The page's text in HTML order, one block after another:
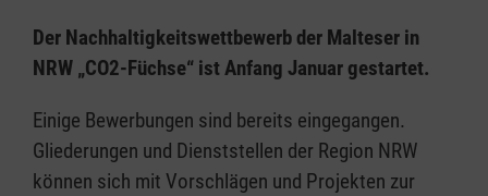
Der Nachhaltigkeitswettbewerb der Malteser in
NRW „CO2-Füchse“ ist Anfang Januar gestartet.
Einige Bewerbungen sind bereits eingegangen.
Gliederungen und Dienststellen der Region NRW
können sich mit Vorschlägen und Projekten zur